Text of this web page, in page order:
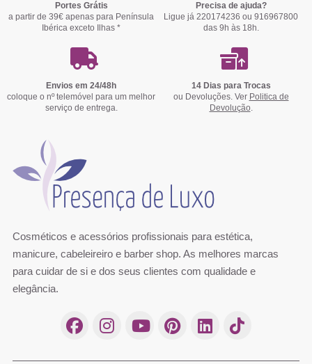
Portes Grátis
a partir de 39€ apenas para Península
Ibérica exceto Ilhas *
Precisa de ajuda?
Ligue já 220174236 ou 916967800
das 9h às 18h.
Envios em 24/48h
coloque o nº telemóvel para um melhor
serviço de entrega.
14 Dias para Trocas
ou Devoluções. Ver Politica de
Devolução
Cosméticos e acessórios profissionais para estética,
manicure, cabeleireiro e barber shop. As melhores marcas
para cuidar de si e dos seus clientes com qualidade e
elegância.